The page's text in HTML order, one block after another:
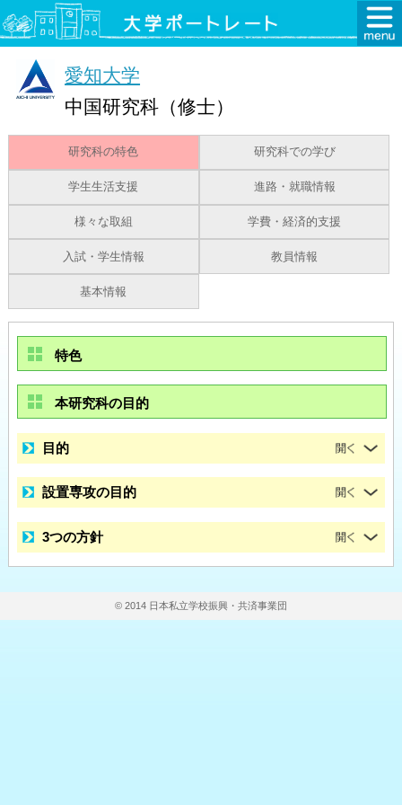
愛知大学
中国研究科（修士）
研究科の特色 研究科での学び
学生生活支援 進路・就職情報
様々な取組 学費・経済的支援
入試・学生情報 教員情報
基本情報
特色
本研究科の目的
目的
設置専攻の目的
3つの方針
© 2014 日本私立学校振興・共済事業団